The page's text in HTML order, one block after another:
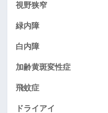
視野狭窄
緑内障
白内障
加齢黄斑変性症
飛蚊症
ドライアイ